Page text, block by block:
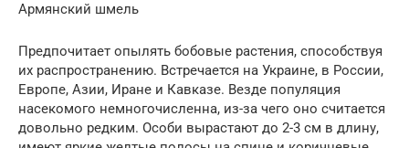
Армянский шмель
Предпочитает опылять бобовые растения, способствуя
их распространению. Встречается на Украине, в России,
Европе, Азии, Иране и Кавказе. Везде популяция
насекомого немногочисленна, из-за чего оно считается
довольно редким. Особи вырастают до 2-3 см в длину,